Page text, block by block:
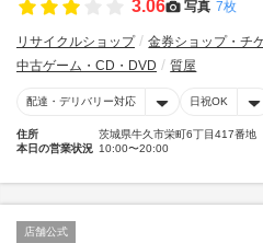
3.06 写真 7枚
リサイクルショップ 金券ショップ・チ
中古ゲーム・CD・DVD
質屋
配達・デリバリー対応 日祝OK
住所
茨城県牛久市栄町6丁目417番地
本日の営業状況 10:00〜20:00
店舗公式